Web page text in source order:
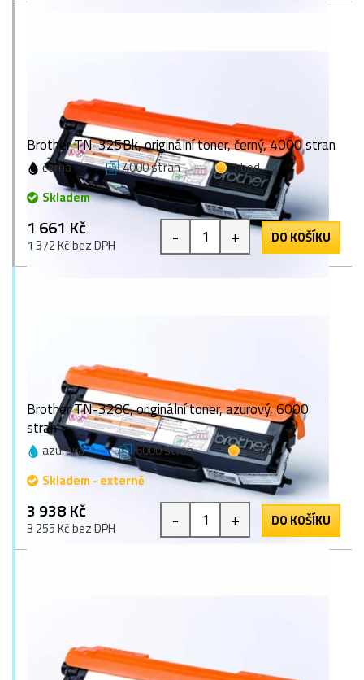
Brother TN-325Bk, originální toner, černý, 4000 stran
černá 4000 stran
1 bod
Skladem
1 661 Kč
1 372 Kč bez DPH - + DO KOŠÍKU
Brother TN-328C, originální toner, azurový, 6000
stran
azurová 6000 stran
1 bod
Skladem - externě
3 938 Kč
3 255 Kč bez DPH - + DO KOŠÍKU